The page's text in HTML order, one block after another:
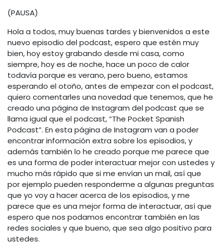
(PAUSA)
Hola a todos, muy buenas tardes y bienvenidos a este
nuevo episodio del podcast, espero que estén muy
bien, hoy estoy grabando desde mi casa, como
siempre, hoy es de noche, hace un poco de calor
todavía porque es verano, pero bueno, estamos
esperando el otoño, antes de empezar con el podcast,
quiero comentarles una novedad que tenemos, que he
creado una página de Instagram del podcast que se
llama igual que el podcast, “The Pocket Spanish
Podcast”. En esta página de Instagram van a poder
encontrar información extra sobre los episodios, y
además también lo he creado porque me parece que
es una forma de poder interactuar mejor con ustedes y
mucho más rápido que si me envían un mail, así que
por ejemplo pueden responderme a algunas preguntas
que yo voy a hacer acerca de los episodios, y me
parece que es una mejor forma de interactuar, así que
espero que nos podamos encontrar también en las
redes sociales y que bueno, que sea algo positivo para
ustedes.